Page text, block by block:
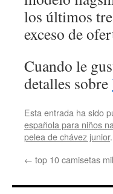
los últimos
exceso de
Cuando le
detalles sobre
Esta entrada ha sido
española para niños
pelea de chávez junior
← top 10 camisetas